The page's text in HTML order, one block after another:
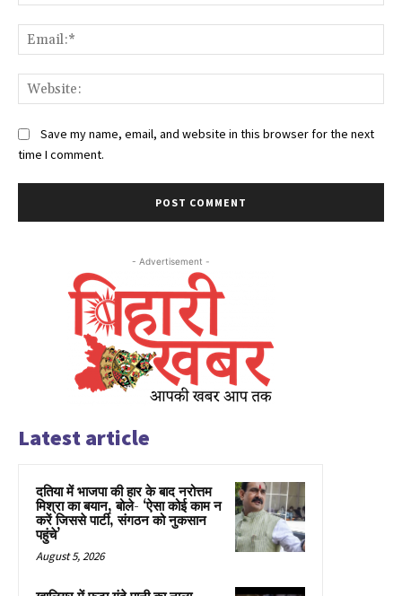
Save my name, email, and website in this browser for the next
time I comment.
- Advertisement -
Latest article
दतिया में भाजपा की हार के बाद नरोत्तम
मिश्रा का बयान, बोले- ‘ऐसा कोई काम न
करें जिससे पार्टी, संगठन को नुकसान
पहुंचे’
August 5, 2026